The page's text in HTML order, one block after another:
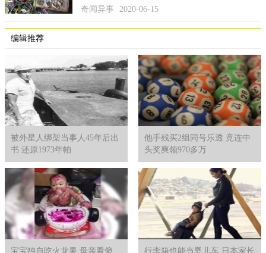
说到底，那美人鱼到底是不是真的存在呢？美国研究人员曾
表示，美人鱼并非只是一个传说，它实际上是真实的存在在这个
世界上的，它们其实是从古猿进化的，有一部分的古猿选择到海
里生活，有的选择在陆地，所以才有部分成了美人鱼，有部分成
了人类，只是这个进化的时间太长了，长到人类忘记了美人鱼这
个亲戚，而美人鱼也忘记了自己本质的身份。历史被遗忘，后来
就成为了传说。
奇闻异事 2020-06-15
编辑推荐
被外星人绑架当事人45年后出
书 还原1973年帕
他手残买2组同号乐透 竟连中
头奖爽领970多万
宝宝独自吃火龙果 母亲看傻 行李箱也能当婴儿车 日本家长